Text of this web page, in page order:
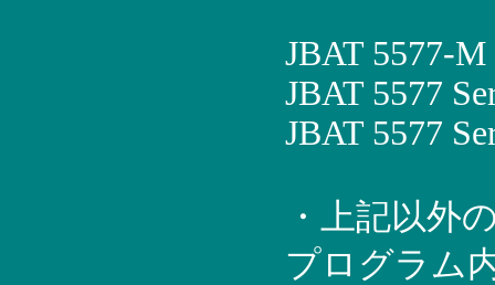
JBAT 5577-M
JBAT 5577
JBAT 5577
・上記以外
プログラム